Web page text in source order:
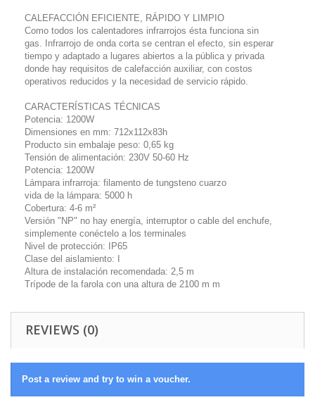
CALEFACCIÓN EFICIENTE, RÁPIDO Y LIMPIO
Como todos los calentadores infrarrojos ésta funciona sin
gas. Infrarrojo de onda corta se centran el efecto, sin esperar
tiempo y adaptado a lugares abiertos a la pública y privada
donde hay requisitos de calefacción auxiliar, con costos
operativos reducidos y la necesidad de servicio rápido.
CARACTERÍSTICAS TÉCNICAS
Potencia: 1200W
Dimensiones en mm: 712x112x83h
Producto sin embalaje peso: 0,65 kg
Tensión de alimentación: 230V 50-60 Hz
Potencia: 1200W
Lámpara infrarroja: filamento de tungsteno cuarzo
vida de la lámpara: 5000 h
Cobertura: 4-6 m²
Versión "NP" no hay energía, interruptor o cable del enchufe,
simplemente conéctelo a los terminales
Nivel de protección: IP65
Clase del aislamiento: I
Altura de instalación recomendada: 2,5 m
Trípode de la farola con una altura de 2100 m m
REVIEWS (0)
Post a review and try to win a voucher.